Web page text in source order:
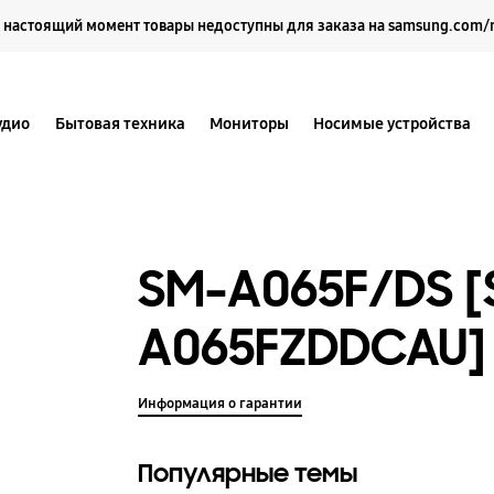
настоящий момент товары недоступны для заказа на samsung.com/
Бытовая техника Мониторы Носимые устройства
SM-A065F/DS
A065FZDDCAU]
Информация о гарантии
Популярные темы